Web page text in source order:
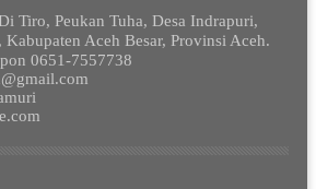
Tiro, Peukan Tuha, Desa Indrapuri,
Aceh Besar, Provinsi Aceh.
0651-7557738